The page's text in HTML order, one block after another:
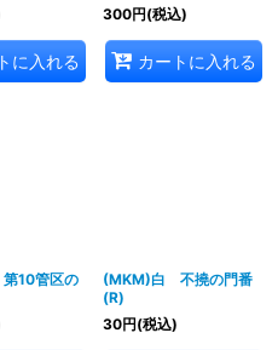
に入れる
300円(税込)
カートに入れる
10管区の
(MKM)白 不撓の門番
(R)
30円(税込)